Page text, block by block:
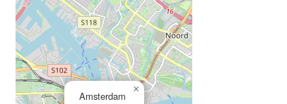
Amsterdam
×